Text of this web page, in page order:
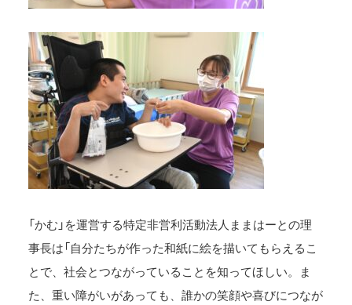
「かむ」を運営する特定非営利活動法人ままはーとの理
事長は「自分たちが作った和紙に絵を描いてもらえるこ
とで、社会とつながっていることを知ってほしい。ま
た、重い障がいがあっても、誰かの笑顔や喜びにつなが